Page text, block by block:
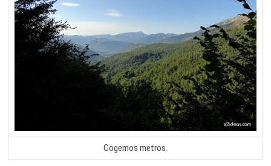
Cogemos metros.